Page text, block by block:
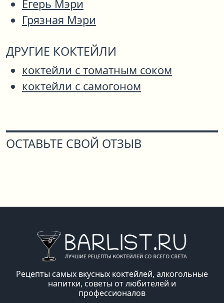
Егерь Мэри
Грязная Мэри
ДРУГИЕ КОКТЕЙЛИ
коктейли с томатным соком
коктейли с самогоном
ОСТАВЬТЕ СВОЙ ОТЗЫВ
Рецепты самых вкусных коктейлей, алкогольные
напитки, советы от любителей и
профессионалов